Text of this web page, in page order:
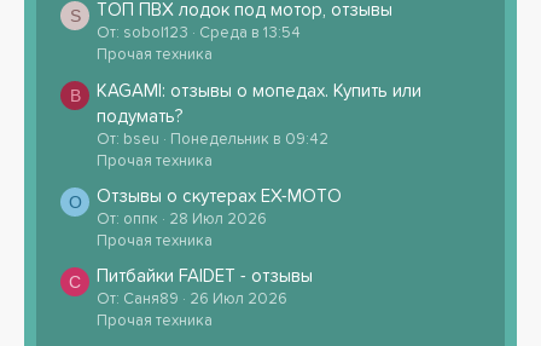
S ТОП ПВХ лодок под мотор, отзывы
От: sobol123
Среда в 13:54
Прочая техника
B
KAGAMI: отзывы о мопедах. Купить или
подумать?
От: bseu
Понедельник в 09:42
Прочая техника
О Отзывы о скутерах EX-MOTO
От: оппк
28 Июл 2026
Прочая техника
С Питбайки FAIDET - отзывы
От: Саня89
26 Июл 2026
Прочая техника